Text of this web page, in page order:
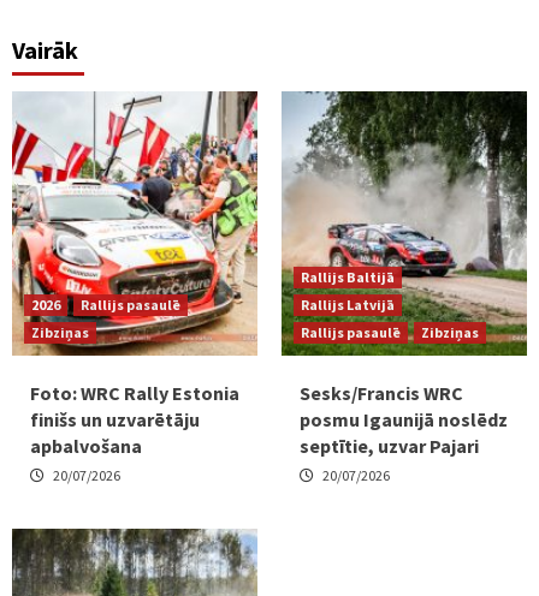
Vairāk
2026
Rallijs pasaulē
Zibziņas
Foto: WRC Rally Estonia
finišs un uzvarētāju
apbalvošana
20/07/2026
Rallijs Baltijā
Rallijs Latvijā
Rallijs pasaulē
Zibziņas
Sesks/Francis WRC
posmu Igaunijā noslēdz
septītie, uzvar Pajari
20/07/2026